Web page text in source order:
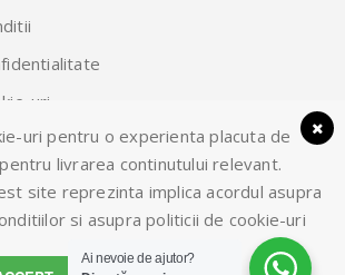
uri
Created byalfadevelopers.ro
uri pentru o experienta placuta de
livrarea continutului relevant.
site reprezinta implica acordul asupra
si asupra politicii de cookie-uri
Ai nevoie de ajutor?